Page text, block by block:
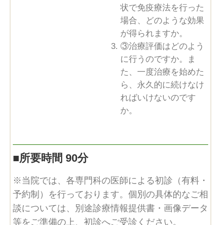
状で免疫療法を行った
場合、どのような効果
が得られますか。
③治療評価はどのよう
に行うのですか。ま
た、一度治療を始めた
ら、永久的に続けなけ
ればいけないのです
か。
■所要時間 90分
※当院では、各専門科の医師による初診（有料・
予約制）を行っております。個別の具体的なご相
談については、別途診療情報提供書・画像データ
等をご準備の上、初診へご受診ください。